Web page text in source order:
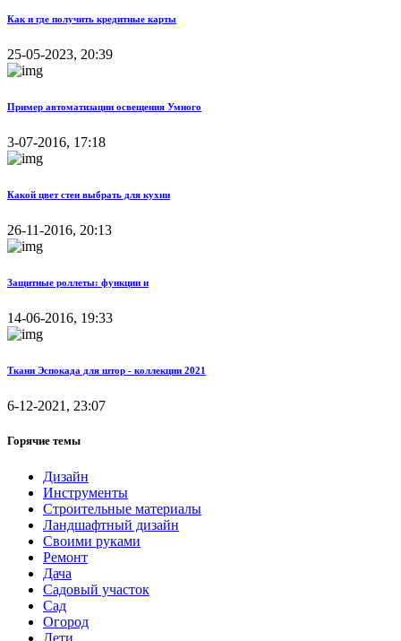
Как и где получить кредитные карты
25-05-2023, 20:39
Пример автоматизации освещения Умного
3-07-2016, 17:18
Какой цвет стен выбрать для кухни
26-11-2016, 20:13
Защитные роллеты: функции и
14-06-2016, 19:33
Ткани Эспокада для штор - коллекции 2021
6-12-2021, 23:07
Горячие темы
Дизайн
Инструменты
Строительные материалы
Ландшафтный дизайн
Своими руками
Ремонт
Дача
Садовый участок
Сад
Огород
Дети